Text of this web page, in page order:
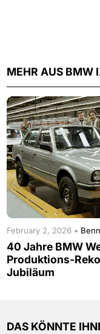
MEHR AUS BMW
February 2, 2026 •
40 Jahre BMW
Produktions-
Jubiläum
DAS KÖNNTE